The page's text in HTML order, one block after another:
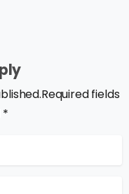
fields
*